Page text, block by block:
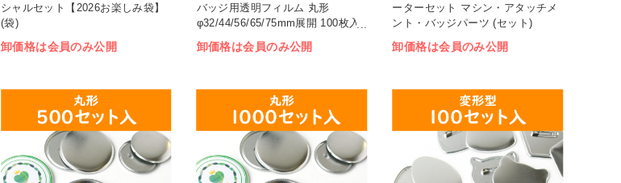
シャルセット【2026お楽しみ袋】
(袋)
卸価格は会員のみ公開
バッジ用透明フィルム 丸形
φ32/44/56/65/75mm展開 100枚入
(袋)
卸価格は会員のみ公開
ーターセット マシン・アタッチメ
ント・バッジパーツ (セット)
卸価格は会員のみ公開